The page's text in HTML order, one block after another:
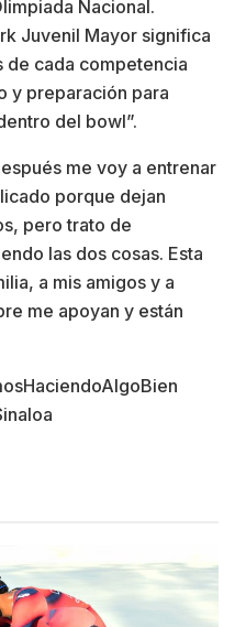
Nacional.
Juvenil Mayor significa
de cada competencia
y preparación para
del bowl”.
me voy a entrenar
porque dejan
pero trato de
las dos cosas. Esta
a mis amigos y a
me apoyan y están